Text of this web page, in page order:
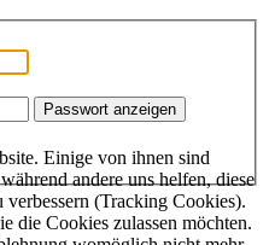
Passwort anzeigen
Einige von ihnen sind
andere uns helfen, diese
(Tracking Cookies).
die Cookies zulassen möchten.